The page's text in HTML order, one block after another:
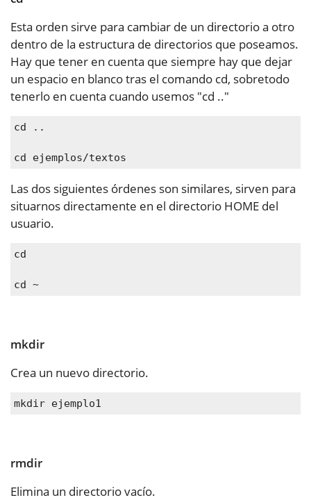
Esta orden sirve para cambiar de un directorio a otro
dentro de la estructura de directorios que poseamos.
Hay que tener en cuenta que siempre hay que dejar
un espacio en blanco tras el comando cd, sobretodo
tenerlo en cuenta cuando usemos "cd .."
cd ..
cd ejemplos/textos
Las dos siguientes órdenes son similares, sirven para
situarnos directamente en el directorio HOME del
usuario.
cd
cd ~
mkdir
Crea un nuevo directorio.
mkdir ejemplo1
rmdir
Elimina un directorio vacío.